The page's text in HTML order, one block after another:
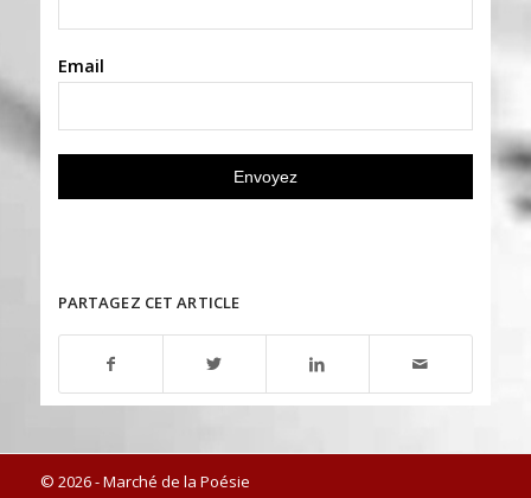
Email
PARTAGEZ CET ARTICLE
© 2026 - Marché de la Poésie